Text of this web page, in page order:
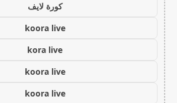
كورة لايف
koora live
kora live
koora live
koora live